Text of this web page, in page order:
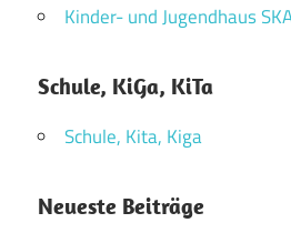
Kinder- und Jugendhaus
Schule, KiGa, KiTa
Schule, Kita, Kiga
Neueste Beiträge